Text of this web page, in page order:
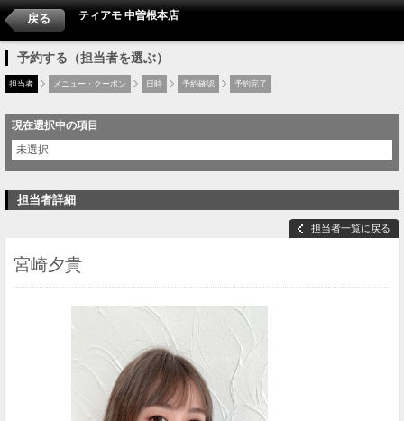
戻る ティアモ 中曽根本店
予約する（担当者を選ぶ）
担当者 メニュー・クーポン 日時 予約確認 予約完了
現在選択中の項目
未選択
担当者詳細
担当者一覧に戻る
宮崎夕貴